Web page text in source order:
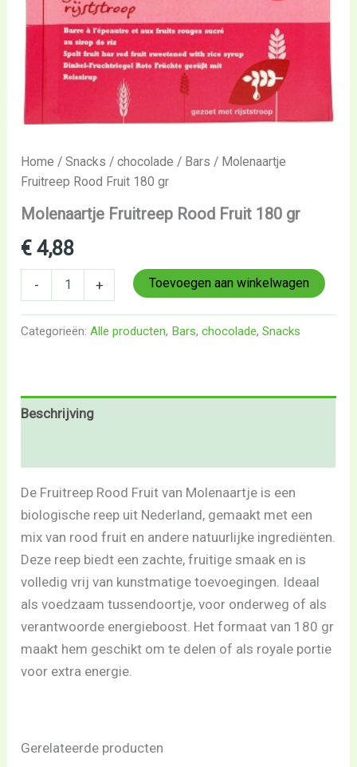
Home /Snacks /chocolade / Bars / Molenaartje
Fruitreep Rood Fruit 180 gr
Molenaartje Fruitreep Rood Fruit 180 gr
€ 4,88
- + Toevoegen aan winkelwagen
Categorieën:Alle producten, Bars,chocolade,Snacks
Beschrijving
De Fruitreep Rood Fruit van Molenaartje is een
biologische reep uit Nederland, gemaakt met een
mix van rood fruit en andere natuurlijke ingrediënten.
Deze reep biedt een zachte, fruitige smaak en is
volledig vrij van kunstmatige toevoegingen. Ideaal
als voedzaam tussendoortje, voor onderweg of als
verantwoorde energieboost. Het formaat van 180 gr
maakt hem geschikt om te delen of als royale portie
voor extra energie.
Gerelateerde producten